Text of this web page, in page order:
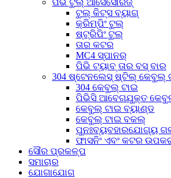
ପିଭି ଟୁଲ୍ ଆସେସୋରିଜ୍
ଟୁଲ୍ କିଟ୍ସ ବ୍ୟାଗ୍
କ୍ରିମ୍ପିଂ ଟୁଲ୍
ଷ୍ଟ୍ରିପିଂ ଟୁଲ୍
ତାର କଟର
MC4 ସ୍ପାନର୍
ପିଭି ଟ୍ୟାବ୍ ତାର ବସ୍ ବାର
304 ଷ୍ଟେନଲେସ୍ ଷ୍ଟିଲ୍ କେବୁଲ୍
304 କେବୁଲ୍ ଟାଇ
ପିଭିସି ଆବେଗଯୁକ୍ତ
କେବୁଲ୍ ଟାଇ ବ୍ୟାଣ୍ଡ
କେବୁଲ୍ ଟାଇ ବକଲ୍
ପୁନଃବ୍ୟବହାରଯୋଗ୍ୟ
ଫାସନିଂ ଏବଂ କଟର
ସୌର ପ୍ରକଳ୍ପ
ସମାଚାର
ଯୋଗାଯୋଗ